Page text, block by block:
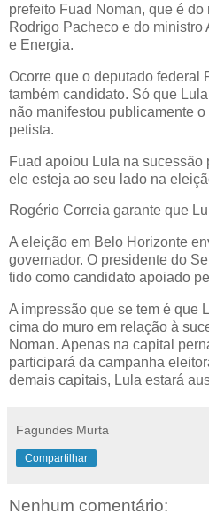
prefeito Fuad Noman, que é
Rodrigo Pacheco e do
e Energia.
Ocorre que o deputado federal
também candidato. Só que
não manifestou publicamente
petista.
Fuad apoiou Lula na
ele esteja ao seu lado na
Rogério Correia garante que
A eleição em Belo Horizonte
governador. O presidente do
tido como candidato apoiado
A impressão que se tem é que
cima do muro em relação à
Noman. Apenas na capital
participará da campanha
demais capitais, Lula estará
Fagundes Murta
Compartilhar
Nenhum comentário: